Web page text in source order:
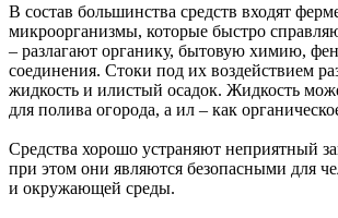
В состав большинства средств входят
микроорганизмы, которые быстро
– разлагают органику, бытовую химию,
соединения. Стоки под их воздействием
жидкость и илистый осадок. Жидкость
для полива огорода, а ил – как
Средства хорошо устраняют неприятный
при этом они являются безопасными для
и окружающей среды.